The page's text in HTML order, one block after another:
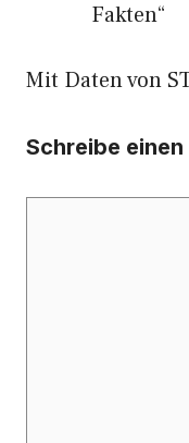
Fakten“
Mit Daten von
Schreibe